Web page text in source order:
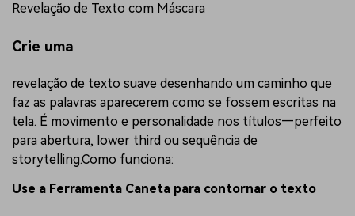
Revelação de Texto com Máscara
Crie uma
revelação de texto suave desenhando um caminho que
faz as palavras aparecerem como se fossem escritas na
tela. É movimento e personalidade nos títulos—perfeito
para abertura, lower third ou sequência de
storytelling.Como funciona:
Use a Ferramenta Caneta para contornar o texto